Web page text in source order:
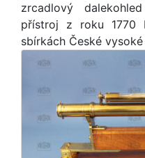
zrcadlový
přístroj z roku
sbírkách České